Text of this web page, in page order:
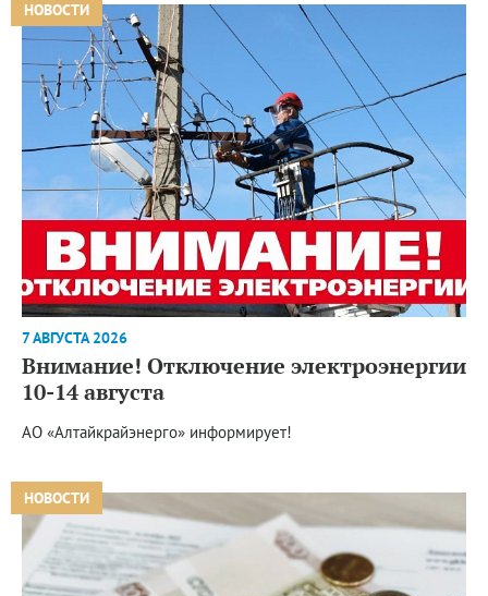
НОВОСТИ
7 АВГУСТА 2026
Внимание! Отключение электроэнергии
10-14 августа
АО «Алтайкрайэнерго» информирует!
НОВОСТИ